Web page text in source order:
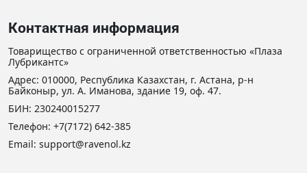
Контактная информация
Товарищество с ограниченной ответственностью «Плаза
Лубрикантс»
Адрес: 010000, Республика Казахстан, г. Астана, р-н
Байконыр, ул. А. Иманова, здание 19, оф. 47.
БИН: 230240015277
Телефон: +7(7172) 642-385
Email: support@ravenol.kz